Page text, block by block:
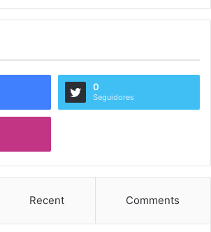
0
Seguidores
Recent Comments